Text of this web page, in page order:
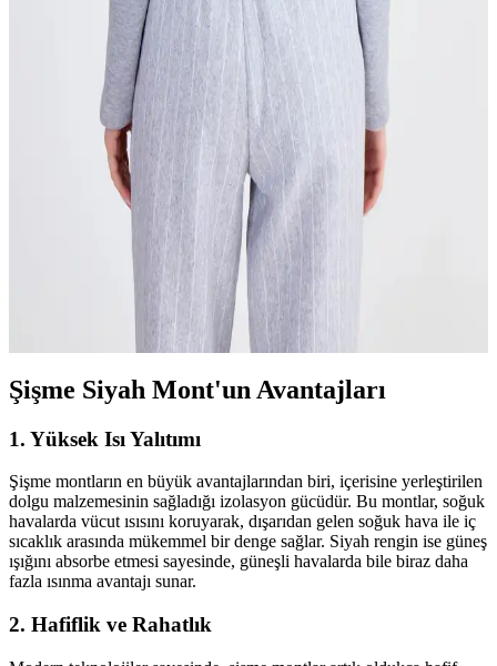
Kışın şıklık ve konforu bir arada sunan Lufian parlak montu
keşfedin. Tarzınızı tamamlamak için hemen inceleyin!
Lufian Yeşil Mont: Modern Tasarım ve
Dayanıklılığıyla Şık Kış Koleksiyonu
Lufian yeşil montlar, şıklık ve dayanıklılığı bir arada sunar. Modern
detaylar ve fonksiyonellik ile kış aylarında tarzınızı koruyun.
Şapkalı Montlar: Kışın Sıcak ve Şık Kalmanın En
Şapkalı montlar, kışın sıcak tutarken şıklığı da ön plana çıkaran
fonksiyonel ve trend tasarımlardır. Farklı modelleri ve kombinasyon
önerileriyle stilinizi tamamlayın.
Şişme Siyah Mont'un Avantajları
1. Yüksek Isı Yalıtımı
Şişme montların en büyük avantajlarından biri, içerisine yerleştirilen
dolgu malzemesinin sağladığı izolasyon gücüdür. Bu montlar, soğuk
havalarda vücut ısısını koruyarak, dışarıdan gelen soğuk hava ile iç
sıcaklık arasında mükemmel bir denge sağlar. Siyah rengin ise güneş
ışığını absorbe etmesi sayesinde, güneşli havalarda bile biraz daha
fazla ısınma avantajı sunar.
2. Hafiflik ve Rahatlık